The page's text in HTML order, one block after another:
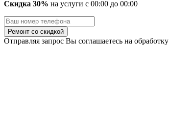
Скидка 30% на услуги с 00:00 до 00:00
Отправляя запрос Вы соглашаетесь на обработку